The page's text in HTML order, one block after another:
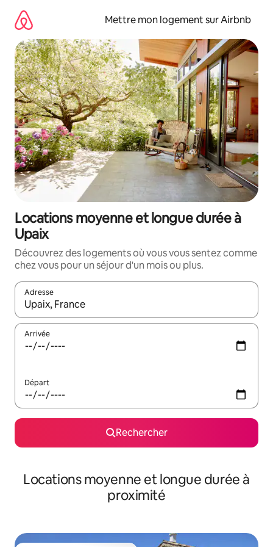
directement
contenu
Mettre mon logement sur Airbnb
Locations moyenne et longue durée à
Upaix
Découvrez des logements où vous vous sentez comme
chez vous pour un séjour d'un mois ou plus.
Adresse
Lorsque les résultats s'affichent, utilisez les flèches vers le
Arrivée
Départ
Rechercher
Locations moyenne et longue durée à
proximité